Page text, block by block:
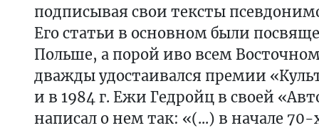
подписывая свои тексты
Его статьи в основном были
Польше, а порой иво всем
дважды удостаивался премии
и в 1984 г. Ежи Гедройц в своей
написал о нем так: «(...) в начале